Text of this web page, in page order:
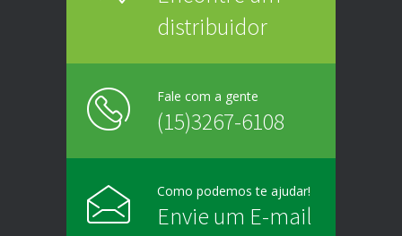
distribuidor
Fale com a gente
(15)3267-6108
Como podemos te ajudar!
Envie um E-mail